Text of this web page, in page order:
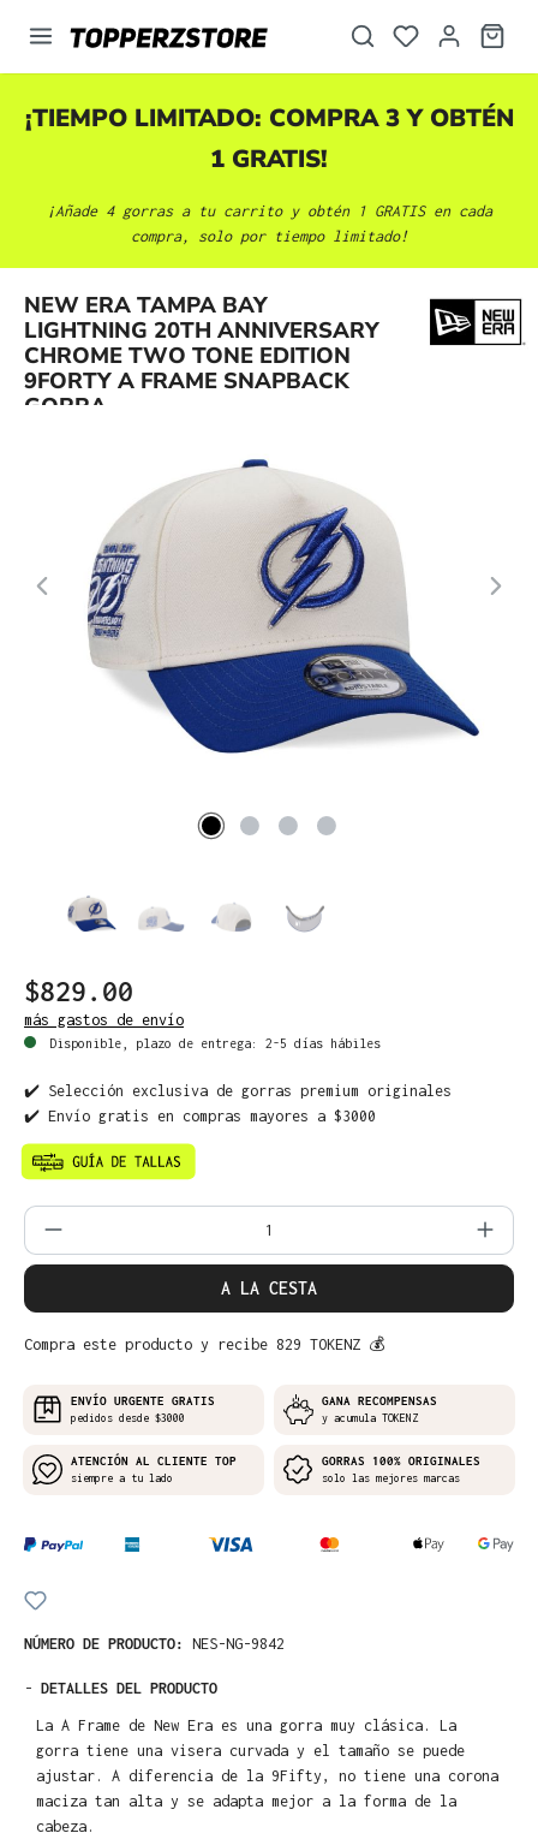
principal
¡TIEMPO LIMITADO: COMPRA 3 Y OBTÉN
1 GRATIS!
¡Añade 4 gorras a tu carrito y obtén 1 GRATIS en cada
compra, solo por tiempo limitado!
NEW ERA TAMPA BAY
LIGHTNING 20TH ANNIVERSARY
CHROME TWO TONE EDITION
9FORTY A FRAME SNAPBACK
GORRA
Omitir galería de imágenes
$829.00
más gastos de envío
Disponible, plazo de entrega: 2-5 días hábiles
✔️ Selección exclusiva de gorras premium originales
✔️ Envío gratis en compras mayores a $3000
Cantidad del producto: introduce la
A LA CESTA
Compra este producto y recibe 829 TOKENZ 💰
ENVÍO URGENTE GRATIS
pedidos desde $3000
GANA RECOMPENSAS
y acumula TOKENZ
ATENCIÓN AL CLIENTE TOP
siempre a tu lado
GORRAS 100% ORIGINALES
solo las mejores marcas
NÚMERO DE PRODUCTO: NES-NG-9842
- DETALLES DEL PRODUCTO
La A Frame de New Era es una gorra muy clásica. La
gorra tiene una visera curvada y el tamaño se puede
ajustar. A diferencia de la 9Fifty, no tiene una corona
maciza tan alta y se adapta mejor a la forma de la
cabeza.